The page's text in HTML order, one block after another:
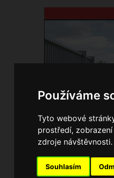
Používáme
Tyto webové
prostředí,
zdroje návštěvnosti.
Souhlasím
Domů
Pracoviště laser
Nové pracoviště firmy